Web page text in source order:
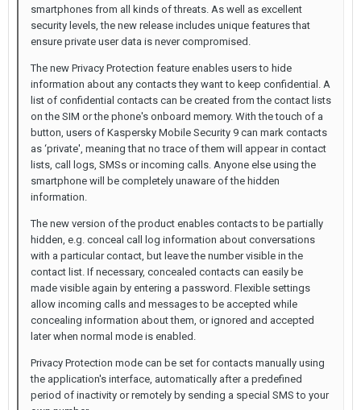
smartphones from all kinds of threats. As well as excellent
security levels, the new release includes unique features that
ensure private user data is never compromised.
The new Privacy Protection feature enables users to hide
information about any contacts they want to keep confidential. A
list of confidential contacts can be created from the contact lists
on the SIM or the phone's onboard memory. With the touch of a
button, users of Kaspersky Mobile Security 9 can mark contacts
as ‘private', meaning that no trace of them will appear in contact
lists, call logs, SMSs or incoming calls. Anyone else using the
smartphone will be completely unaware of the hidden
information.
The new version of the product enables contacts to be partially
hidden, e.g. conceal call log information about conversations
with a particular contact, but leave the number visible in the
contact list. If necessary, concealed contacts can easily be
made visible again by entering a password. Flexible settings
allow incoming calls and messages to be accepted while
concealing information about them, or ignored and accepted
later when normal mode is enabled.
Privacy Protection mode can be set for contacts manually using
the application's interface, automatically after a predefined
period of inactivity or remotely by sending a special SMS to your